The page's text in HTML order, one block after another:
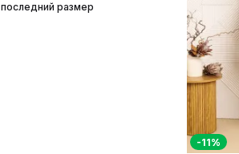
последний размер
-11%